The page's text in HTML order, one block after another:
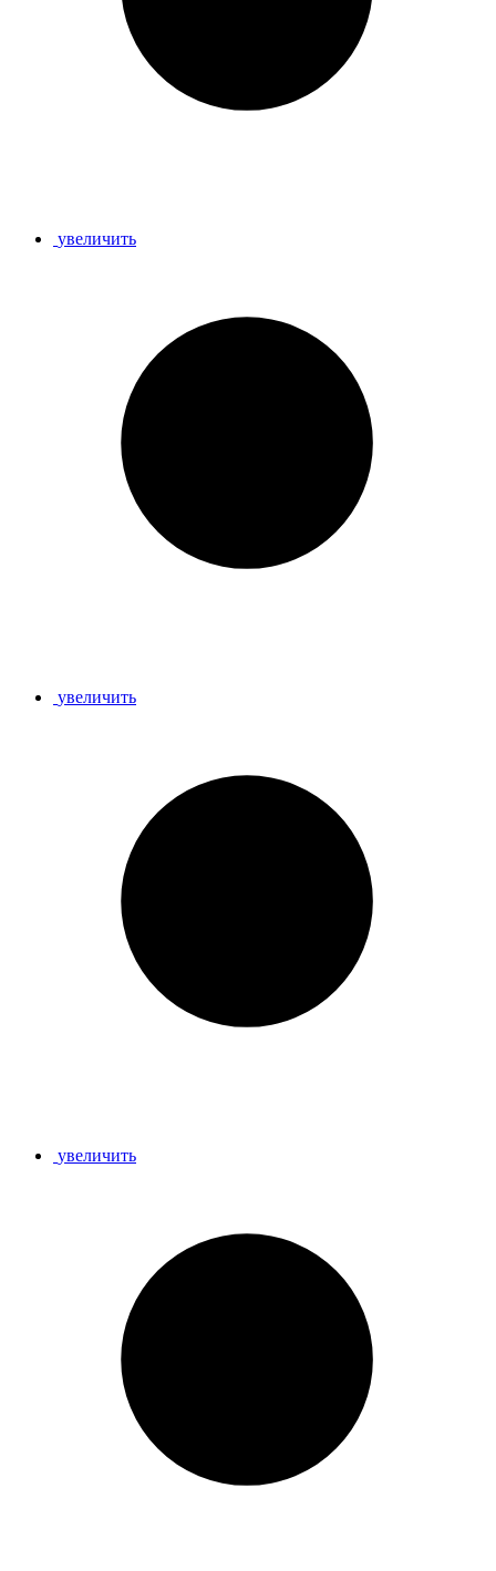
увеличить
увеличить
увеличить